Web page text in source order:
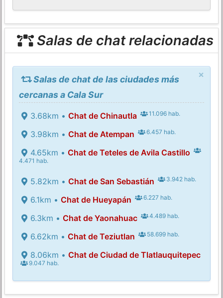
Salas de chat relacionadas
×
Salas de chat de las ciudades más
cercanas a Cala Sur
3.68km • Chat de Chinautla 11.096 hab.
3.98km • Chat de Atempan 6.457 hab.
4.65km • Chat de Teteles de Avila Castillo
4.471 hab.
5.82km • Chat de San Sebastián 3.942 hab.
6.1km • Chat de Hueyapán 6.227 hab.
6.3km • Chat de Yaonahuac 4.489 hab.
6.62km • Chat de Teziutlan 58.699 hab.
8.06km • Chat de Ciudad de Tlatlauquitepec
9.047 hab.